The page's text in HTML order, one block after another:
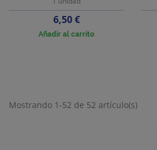
Precio
6,50 €
Añadir al carrito
Mostrando 1-52 de 52 artículo(s)